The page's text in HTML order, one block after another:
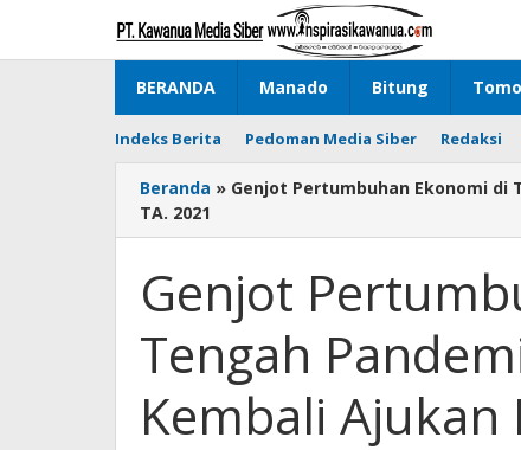
konten
BERANDA Manado Bitung
Indeks Berita Pedoman Media Siber Redaksi
Beranda » Genjot Pertumbuhan Ekonomi di
TA. 2021
Genjot
Tengah
Kembali Ajukan